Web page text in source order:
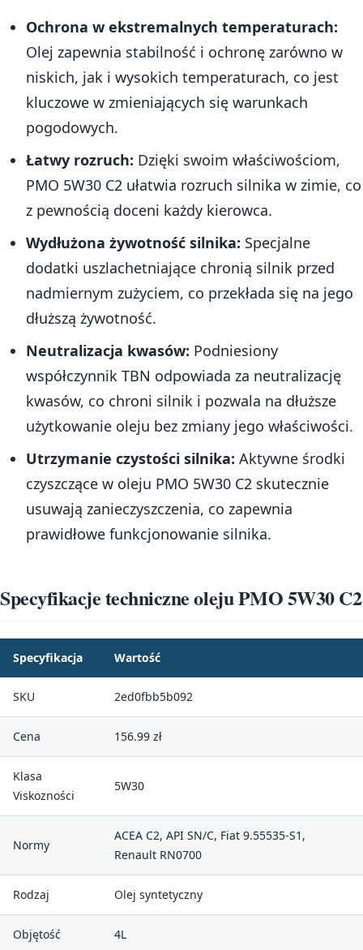
Ochrona w ekstremalnych temperaturach:
Olej zapewnia stabilność i ochronę zarówno w
niskich, jak i wysokich temperaturach, co jest
kluczowe w zmieniających się warunkach
pogodowych.
Łatwy rozruch: Dzięki swoim właściwościom,
PMO 5W30 C2 ułatwia rozruch silnika w zimie, co
z pewnością doceni każdy kierowca.
Wydłużona żywotność silnika: Specjalne
dodatki uszlachetniające chronią silnik przed
nadmiernym zużyciem, co przekłada się na jego
dłuższą żywotność.
Neutralizacja kwasów: Podniesiony
współczynnik TBN odpowiada za neutralizację
kwasów, co chroni silnik i pozwala na dłuższe
użytkowanie oleju bez zmiany jego właściwości.
Utrzymanie czystości silnika: Aktywne środki
czyszczące w oleju PMO 5W30 C2 skutecznie
usuwają zanieczyszczenia, co zapewnia
prawidłowe funkcjonowanie silnika.
Specyfikacje techniczne oleju PMO 5W30 C2
Specyfikacja Wartość
SKU 2ed0fbb5b092
Cena 156.99 zł
Klasa
Viskozności
5W30
Normy
ACEA C2, API SN/C, Fiat 9.55535-S1,
Renault RN0700
Rodzaj Olej syntetyczny
Objętość 4L